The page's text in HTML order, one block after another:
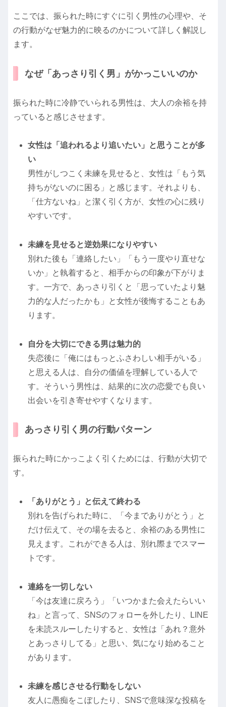
ここでは、振られた時にすぐに引く男性の心理や、そ
の行動がなぜ魅力的に映るのかについて詳しく解説し
ます。
なぜ「あっさり引く男」がかっこいいのか
振られた時に冷静でいられる男性は、大人の余裕を持
っていると感じさせます。
女性は「追われるより追いたい」と思うことが多
い
男性がしつこく未練を見せると、女性は「もう気
持ちがないのに困る」と感じます。それよりも、
「仕方ないね」と潔く引く方が、女性の心に残り
やすいです。
未練を見せると逆効果になりやすい
別れた後も「連絡したい」「もう一度やり直せな
いか」と執着すると、相手からの印象が下がりま
す。一方で、あっさり引くと「思っていたより魅
力的な人だったかも」と女性が後悔することもあ
ります。
自分を大切にできる男は魅力的
失恋後に「俺にはもっとふさわしい相手がいる」
と思える人は、自分の価値を理解している人で
す。そういう男性は、結果的に次の恋愛でも良い
出会いを引き寄せやすくなります。
あっさり引く男の行動パターン
振られた時にかっこよく引くためには、行動が大切で
す。
「ありがとう」と伝えて終わる
別れを告げられた時に、「今までありがとう」と
だけ伝えて、その場を去ると、余裕のある男性に
見えます。これができる人は、別れ際までスマー
トです。
連絡を一切しない
「今は友達に戻ろう」「いつかまた会えたらいい
ね」と言って、SNSのフォローを外したり、LINE
を未読スルーしたりすると、女性は「あれ？意外
とあっさりしてる」と思い、気になり始めること
があります。
未練を感じさせる行動をしない
友人に愚痴をこぼしたり、SNSで意味深な投稿を